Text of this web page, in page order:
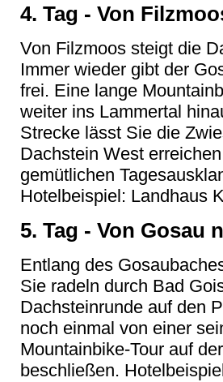
4. Tag - Von
Von Filzmoos steigt die
Immer wieder gibt der
frei. Eine lange
weiter ins Lammertal
Strecke lässt Sie die
Dachstein West
gemütlichen
Hotelbeispiel: Landhaus
5. Tag - Von Gosau
Entlang des
Sie radeln durch Bad
Dachsteinrunde auf den
noch einmal von einer
Mountainbike-Tour auf
beschließen.